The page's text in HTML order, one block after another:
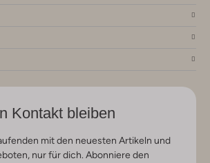
Kontakt bleiben
mit den neuesten Artikeln und
nur für dich. Abonniere den